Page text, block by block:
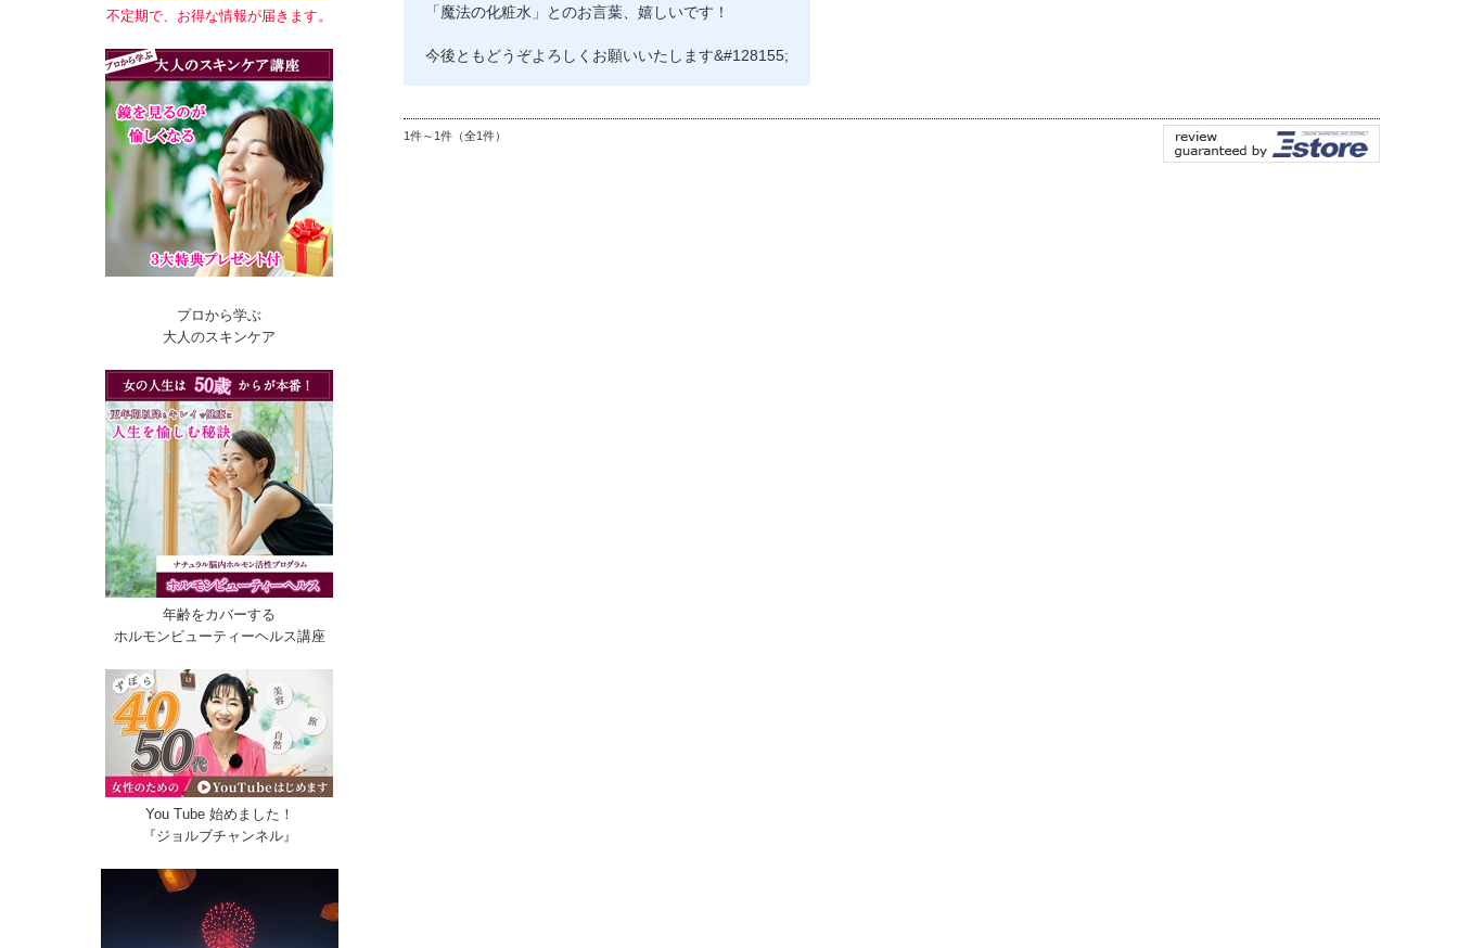
「魔法の化粧水」とのお言葉、嬉しいです！
今後ともどうぞよろしくお願いいたします&#128155;
1件～1件（全1件）
不定期で、お得な情報が届きます。
プロから学ぶ
大人のスキンケア
年齢をカバーする
ホルモンビューティーヘルス講座
You Tube 始めました！
『ジョルブチャンネル』